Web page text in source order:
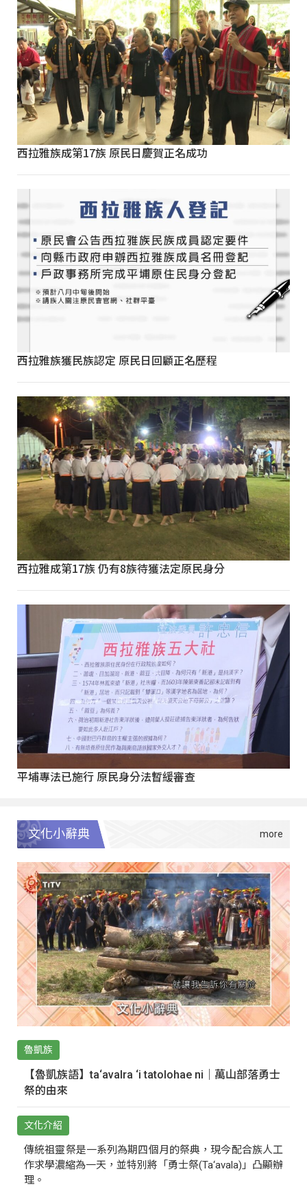
西拉雅族成第17族 原民日慶賀正名成功
西拉雅族獲民族認定 原民日回顧正名歷程
西拉雅成第17族 仍有8族待獲法定原民身分
平埔專法已施行 原民身分法暫緩審查
文化小辭典
魯凱族
【魯凱族語】ta‘avalra ‘i tatolohae ni｜萬山部落勇士
祭的由來
文化介紹
傳統祖靈祭是一系列為期四個月的祭典，現今配合族人工
作求學濃縮為一天，並特別將「勇士祭(Ta‘avala)」凸顯辦
理。